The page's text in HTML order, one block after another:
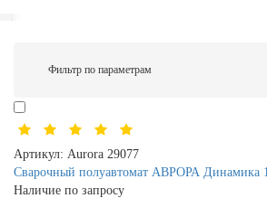
Фильтр по параметрам
Артикул: Aurora 29077
Сварочный полуавтомат АВРОРА Динамика
Наличие по запросу